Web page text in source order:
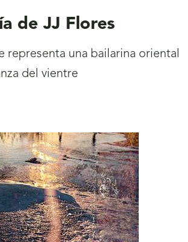
de JJ Flores
representa una bailarina oriental
del vientre